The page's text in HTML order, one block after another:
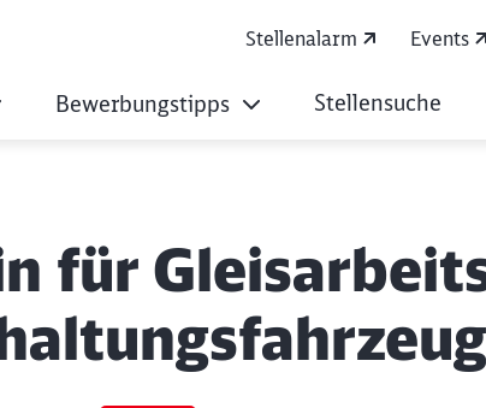
Stellenalarm Events
Bewerbungstipps Stellensuche
für